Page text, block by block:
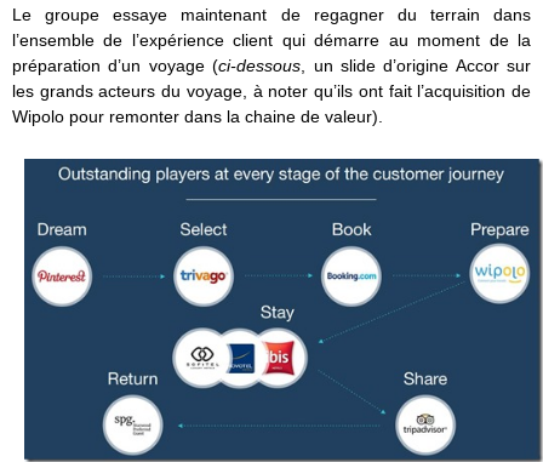
Le groupe essaye maintenant de regagner du terrain dans
l’ensemble de l’expérience client qui démarre au moment de la
préparation d’un voyage (ci-dessous , un slide d’origine Accor sur
les grands acteurs du voyage, à noter qu’ils ont fait l’acquisition de
Wipolo pour remonter dans la chaine de valeur).